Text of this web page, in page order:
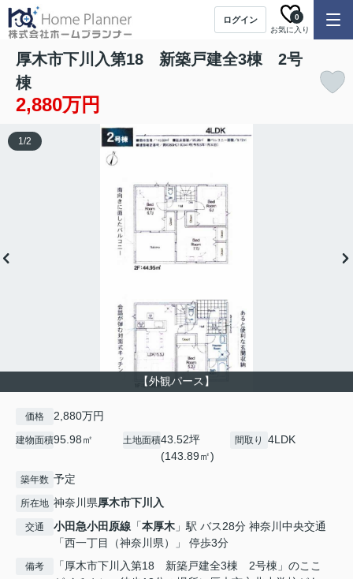
ログイン
お気に入り
0
厚木市下川入第18 新築戸建全3棟 2号
棟
2,880万円
【外観パース】
1/2
価格 2,880万円
建物面積95.98㎡ 土地面積43.52坪
(143.89㎡)
間取り 4LDK
築年数 予定
所在地 神奈川県厚木市下川入
交通 小田急小田原線 「本厚木 」駅 バス28分 神奈川中央交通
「西一丁目（神奈川県）」 停歩3分
備考
「厚木市下川入第18 新築戸建全3棟 2号棟」のここ